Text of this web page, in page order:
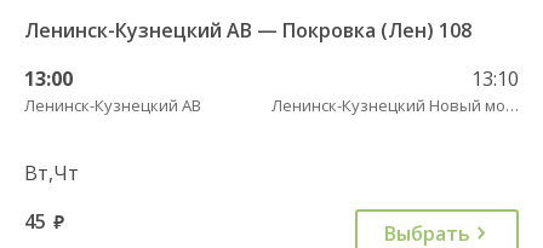
Ленинск-Кузнецкий АВ — Покровка (Лен) 108
13:00
Ленинск-Кузнецкий АВ
13:10
Ленинск-Кузнецкий Новый мост
Вт,Чт
45 руб. Выбрать